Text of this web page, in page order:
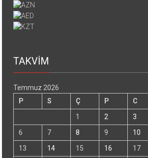
TAKVİM
Temmuz 2026
P
S Ç P C
1
2 3
6
7 8 9 10
13
14 15 16 17